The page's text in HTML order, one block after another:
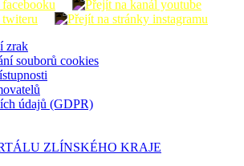
zrak
souborů cookies
údajů (GDPR)
ZLÍNSKÉHO KRAJE